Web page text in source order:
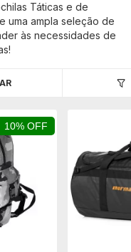
Táticas e de
uma ampla seleção de
às necessidades de
10% OFF